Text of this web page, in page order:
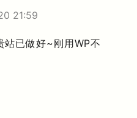
21:59
站已做好~刚用WP不